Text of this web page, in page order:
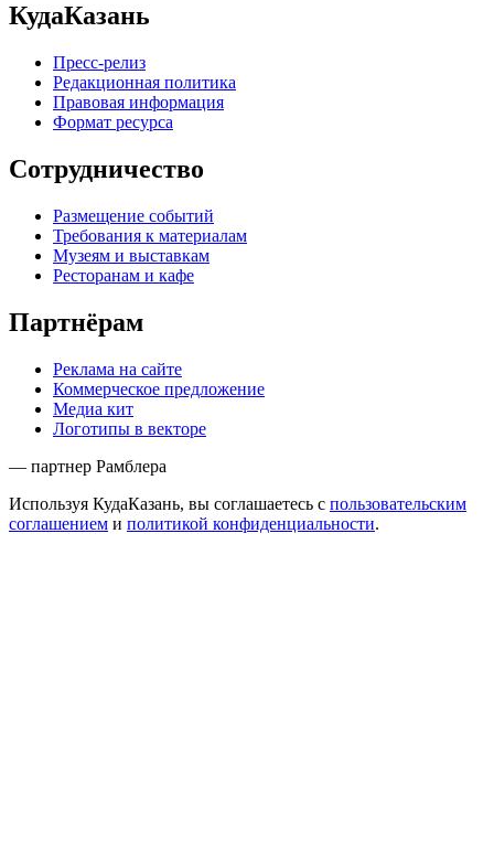
КудаКазань
Пресс-релиз
Редакционная политика
Правовая информация
Формат ресурса
Сотрудничество
Размещение событий
Требования к материалам
Музеям и выставкам
Ресторанам и кафе
Партнёрам
Реклама на сайте
Коммерческое предложение
Медиа кит
Логотипы в векторе
— партнер Рамблера
Используя КудаКазань, вы соглашаетесь с пользовательским
соглашением и политикой конфиденциальности.